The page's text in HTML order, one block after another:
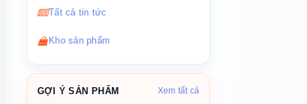
Tất cả tin tức
Kho sản phẩm
GỢI Ý SẢN PHẨM Xem tất cả